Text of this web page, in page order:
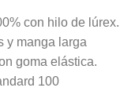
con hilo de lúrex.
y manga larga
goma elástica.
100